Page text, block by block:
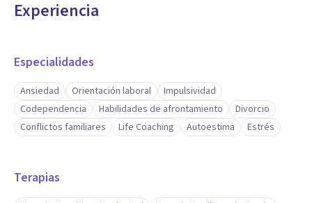
Experiencia
Especialidades
Ansiedad Orientación laboral
Impulsividad
Codependencia
Habilidades de afrontamiento
Divorcio
Conflictos familiares
Life Coaching Autoestima Estrés
Terapias